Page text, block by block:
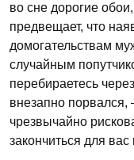
во сне дорогие
предвещает, что
домогательствам
случайным
перебираетесь
внезапно порвался,
чрезвычайно
закончиться для